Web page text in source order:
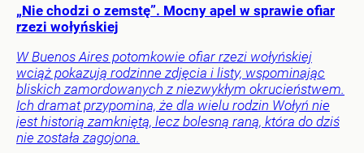
„Nie chodzi o zemstę”. Mocny apel w sprawie ofiar
rzezi wołyńskiej
W Buenos Aires potomkowie ofiar rzezi wołyńskiej
wciąż pokazują rodzinne zdjęcia i listy, wspominając
bliskich zamordowanych z niezwykłym okrucieństwem.
Ich dramat przypomina, że dla wielu rodzin Wołyń nie
jest historią zamkniętą, lecz bolesną raną, która do dziś
nie została zagojona.